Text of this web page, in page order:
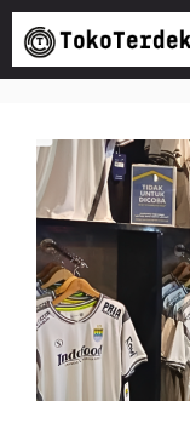
Langsung
isi